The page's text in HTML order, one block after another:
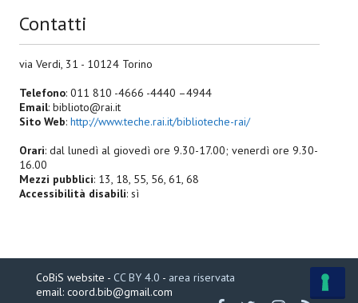
Contatti
via Verdi, 31 - 10124 Torino
Telefono: 011 810 -4666 -4440 –4944
Email: biblioto@rai.it
Sito Web: http://www.teche.rai.it/biblioteche-rai/
Orari: dal lunedì al giovedì ore 9.30-17.00; venerdì ore 9.30-
16.00
Mezzi pubblici: 13, 18, 55, 56, 61, 68
Accessibilità disabili: sì
CoBiS website - CC BY 4.0 - area riservata
email: coord.bib@gmail.com